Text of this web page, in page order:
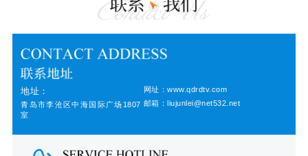
地址：
青岛市李沧区中海国际广场1807
室
网址：www.qdrdtv.com
邮箱：liujunlei@net532.net